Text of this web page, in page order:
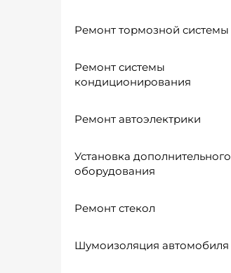
Ремонт тормозной системы
Ремонт системы
кондиционирования
Ремонт автоэлектрики
Установка дополнительного
оборудования
Ремонт стекол
Шумоизоляция автомобиля